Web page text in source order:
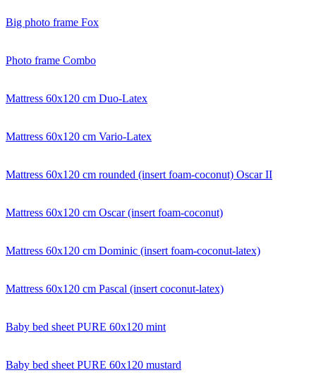
Big photo frame Fox
Photo frame Combo
Mattress 60x120 cm Duo-Latex
Mattress 60x120 cm Vario-Latex
Mattress 60x120 cm rounded (insert foam-coconut) Oscar II
Mattress 60x120 cm Oscar (insert foam-coconut)
Mattress 60x120 cm Dominic (insert foam-coconut-latex)
Mattress 60x120 cm Pascal (insert coconut-latex)
Baby bed sheet PURE 60x120 mint
Baby bed sheet PURE 60x120 mustard